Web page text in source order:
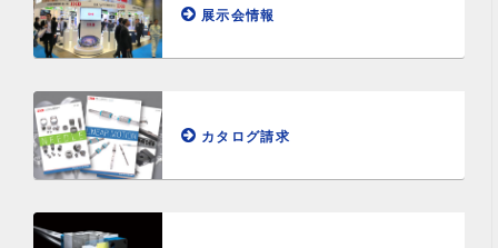
展示会情報
カタログ請求